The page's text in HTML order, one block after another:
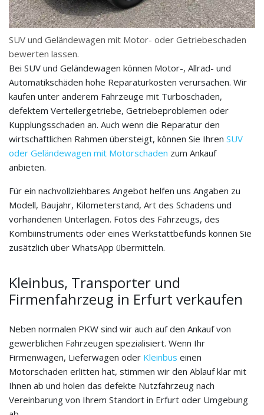
SUV und Geländewagen mit Motor- oder Getriebeschaden
bewerten lassen.
Bei SUV und Geländewagen können Motor-, Allrad- und
Automatikschäden hohe Reparaturkosten verursachen. Wir
kaufen unter anderem Fahrzeuge mit Turboschaden,
defektem Verteilergetriebe, Getriebeproblemen oder
Kupplungsschaden an. Auch wenn die Reparatur den
wirtschaftlichen Rahmen übersteigt, können Sie Ihren SUV
oder Geländewagen mit Motorschaden zum Ankauf
anbieten.
Für ein nachvollziehbares Angebot helfen uns Angaben zu
Modell, Baujahr, Kilometerstand, Art des Schadens und
vorhandenen Unterlagen. Fotos des Fahrzeugs, des
Kombiinstruments oder eines Werkstattbefunds können Sie
zusätzlich über WhatsApp übermitteln.
Kleinbus, Transporter und
Firmenfahrzeug in Erfurt verkaufen
Neben normalen PKW sind wir auch auf den Ankauf von
gewerblichen Fahrzeugen spezialisiert. Wenn Ihr
Firmenwagen, Lieferwagen oder Kleinbus einen
Motorschaden erlitten hat, stimmen wir den Ablauf klar mit
Ihnen ab und holen das defekte Nutzfahrzeug nach
Vereinbarung von Ihrem Standort in Erfurt oder Umgebung